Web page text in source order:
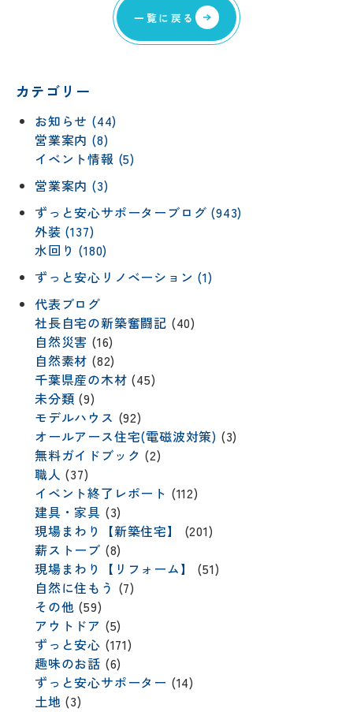
一覧に戻る
カテゴリー
お知らせ (44)
営業案内 (8)
イベント情報 (5)
営業案内 (3)
ずっと安心サポーターブログ (943)
外装 (137)
水回り (180)
ずっと安心リノベーション (1)
代表ブログ
社長自宅の新築奮闘記 (40)
自然災害 (16)
自然素材 (82)
千葉県産の木材 (45)
未分類 (9)
モデルハウス (92)
オールアース住宅(電磁波対策) (3)
無料ガイドブック (2)
職人 (37)
イベント終了レポート (112)
建具・家具 (3)
現場まわり【新築住宅】
(201)
薪ストーブ (8)
現場まわり【リフォーム】
(51)
自然に住もう (7)
その他 (59)
アウトドア (5)
ずっと安心 (171)
趣味のお話 (6)
ずっと安心サポーター (14)
土地 (3)